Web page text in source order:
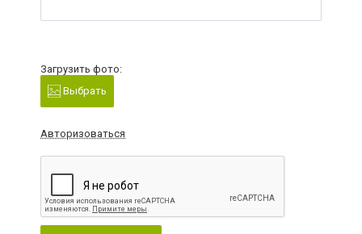
Загрузить фото:
Выбрать
Авторизоваться